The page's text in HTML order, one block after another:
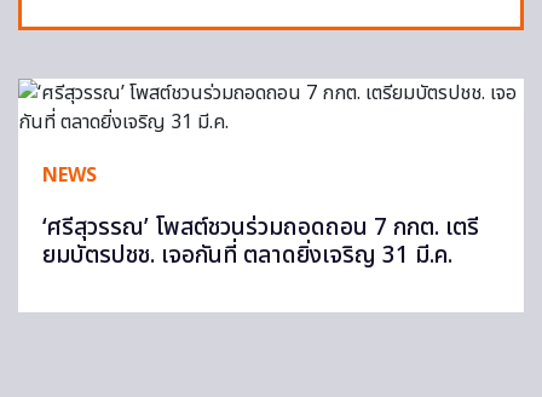
NEWS
‘ศรีสุวรรณ’ โพสต์ชวนร่วมถอดถอน 7 กกต. เตรี
ยมบัตรปชช. เจอกันที่ ตลาดยิ่งเจริญ 31 มี.ค.